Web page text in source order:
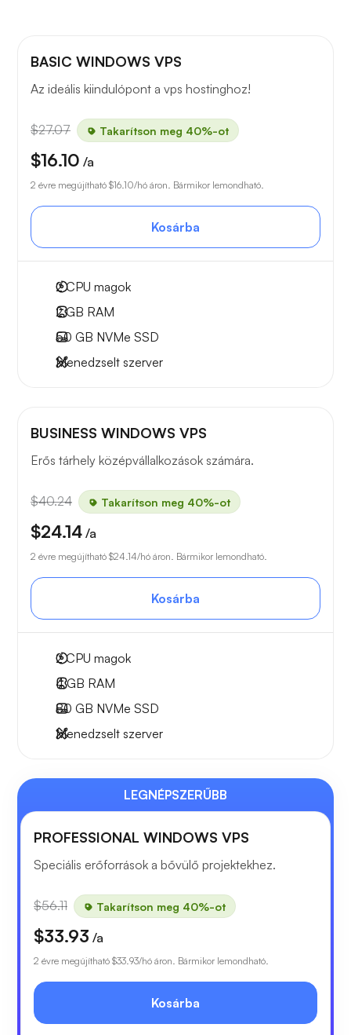
BASIC WINDOWS VPS
Az ideális kiindulópont a vps hostinghoz!
$27.07 Takarítson meg 40%-ot
$16.10 /a
2 évre megújítható $16.10/hó áron. Bármikor lemondható.
Kosárba
2CPU magok
2 GB RAM
50 GB NVMe SSD
Menedzselt szerver
BUSINESS WINDOWS VPS
Erős tárhely középvállalkozások számára.
$40.24 Takarítson meg 40%-ot
$24.14 /a
2 évre megújítható $24.14/hó áron. Bármikor lemondható.
Kosárba
2CPU magok
4 GB RAM
80 GB NVMe SSD
Menedzselt szerver
LEGNÉPSZERŰBB
PROFESSIONAL WINDOWS VPS
Speciális erőforrások a bővülő projektekhez.
$56.11 Takarítson meg 40%-ot
$33.93 /a
2 évre megújítható $33.93/hó áron. Bármikor lemondható.
Kosárba